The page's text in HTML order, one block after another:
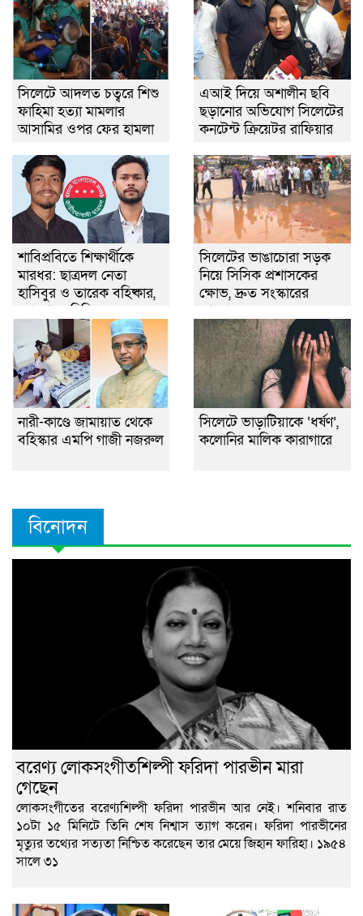
সিলেটে আদলত চত্বরে শিশু
ফাহিমা হত্যা মামলার
আসামির ওপর ফের হামলা
এআই দিয়ে অশালীন ছবি
ছড়ানোর অভিযোগ সিলেটের
কনটেন্ট ক্রিয়েটর রাফিয়ার
শাবিপ্রবিতে শিক্ষার্থীকে
মারধর: ছাত্রদল নেতা
হাসিবুর ও তারেক বহিষ্কার,
ক্যাম্পাসে নিষিদ্ধ ২ বছর
সিলেটের ভাঙাচোরা সড়ক
নিয়ে সিসিক প্রশাসকের
ক্ষোভ, দ্রুত সংস্কারের
আহ্বান
নারী-কাণ্ডে জামায়াত থেকে
বহিস্কার এমপি গাজী নজরুল
সিলেটে ভাড়াটিয়াকে ‘ধর্ষণ’,
কলোনির মালিক কারাগারে
বিনোদন
বরেণ্য লোকসংগীতশিল্পী ফরিদা পারভীন মারা
গেছেন
লোকসংগীতের বরেণ্যশিল্পী ফরিদা পারভীন আর নেই। শনিবার রাত
১০টা ১৫ মিনিটে তিনি শেষ নিশ্বাস ত্যাগ করেন। ফরিদা পারভীনের
মৃত্যুর তথ্যের সত্যতা নিশ্চিত করেছেন তার মেয়ে জিহান ফারিহা। ১৯৫৪
সালে ৩১